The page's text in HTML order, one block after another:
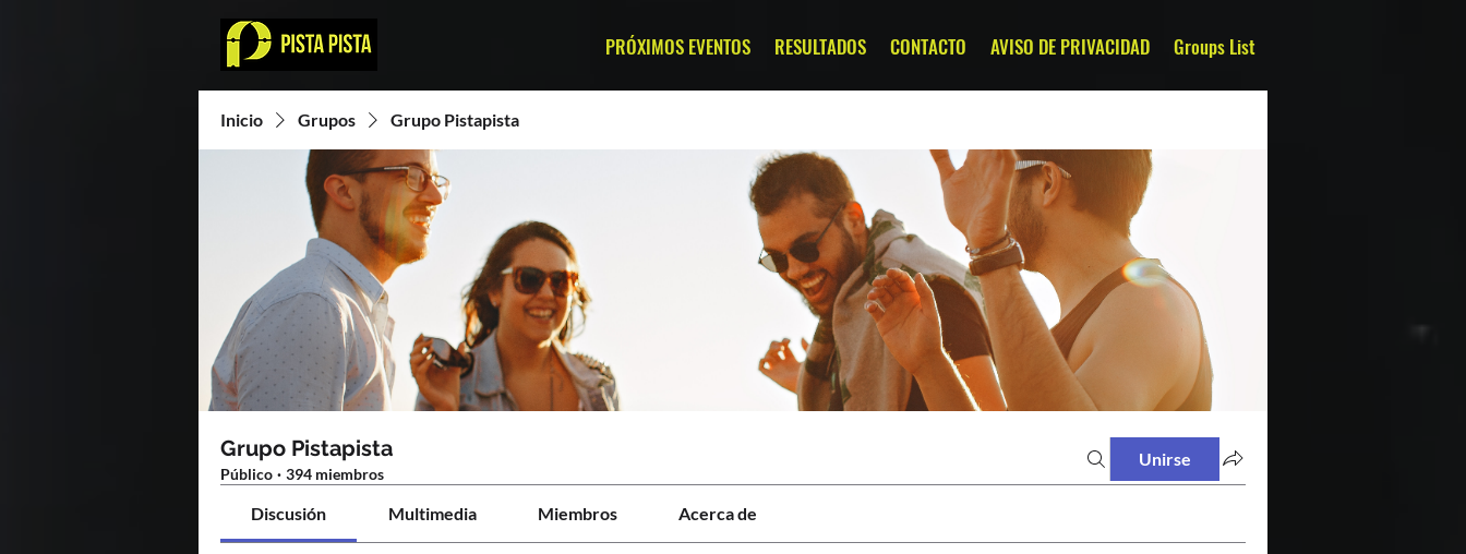
PRÓXIMOS EVENTOS RESULTADOS CONTACTO AVISO DE PRIVACIDAD Groups List
Inicio Grupos Grupo Pistapista
Grupo Pistapista
Público · 394 miembros
Unirse
Discusión Multimedia Miembros Acerca de